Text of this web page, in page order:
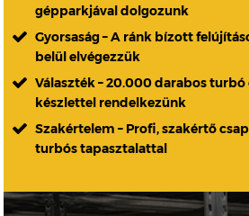
gépparkjával dolgozunk
Gyorsaság – A ránk bízott
belül elvégezzük
Választék – 20.000 darabos
készlettel rendelkezünk
Szakértelem – Profi, szakértő
turbós tapasztalattal